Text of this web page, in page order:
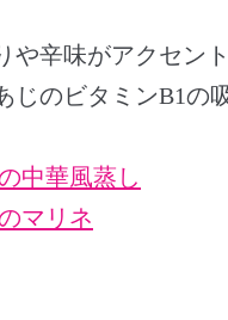
や辛味がアクセン
じのビタミンB1の
中華風蒸し
マリネ